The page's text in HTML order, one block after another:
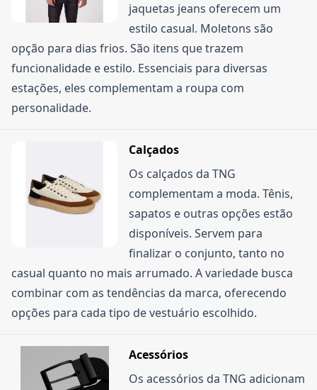
jaquetas jeans oferecem um
estilo casual. Moletons são
opção para dias frios. São itens que trazem
funcionalidade e estilo. Essenciais para diversas
estações, eles complementam a roupa com
personalidade.
Calçados
Os calçados da TNG
complementam a moda. Tênis,
sapatos e outras opções estão
disponíveis. Servem para
finalizar o conjunto, tanto no
casual quanto no mais arrumado. A variedade busca
combinar com as tendências da marca, oferecendo
opções para cada tipo de vestuário escolhido.
Acessórios
Os acessórios da TNG adicionam